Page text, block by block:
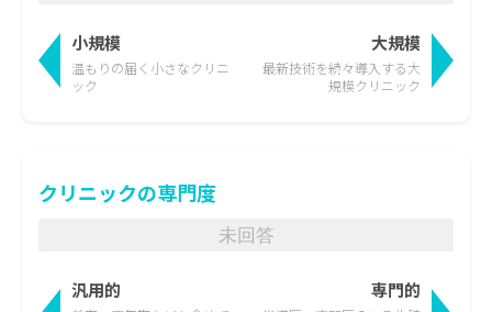
小規模
温もりの届く 小さなクリニ
ック
最新技術を続々導入する大
規模クリニック
大規模
クリニックの専門度
未回答
汎用的 専門的